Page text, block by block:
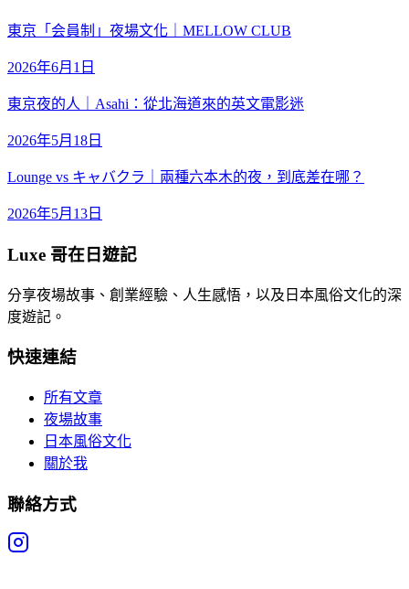
東京「会員制」夜場文化｜MELLOW CLUB
2026年6月1日
東京夜的人｜Asahi：從北海道來的英文電影迷
2026年5月18日
Lounge vs キャバクラ｜兩種六本木的夜，到底差在哪？
2026年5月13日
Luxe 哥在日遊記
分享夜場故事、創業經驗、人生感悟，以及日本風俗文化的深
度遊記。
快速連結
所有文章
夜場故事
日本風俗文化
關於我
聯絡方式